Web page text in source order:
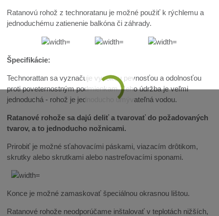
Ratanovú rohož z technoratanu je možné použiť k rýchlemu a
jednoduchému zatienenie balkóna či záhrady.
Špecifikácie:
Technorattan sa vyznačuje vysokou pevnosťou a odolnosťou
proti poveternostným podmienkam. Jeho údržba je veľmi
jednoduchá - rohož je jednoducho umývateľná vodou.
Ratanové rohože sa dajú deliť a tvarovať do požadovaných
tvarov, a to jednoducho nožnicami.
Prirobiť je možné sťahovacími páskami, viazacím drôtikom,
skrutky alebo skrutkami alebo nastreľovacími sponami.
Konce je možné zamaskovať špeciálnou okrasnou lištou.
Ratanové rohože neodporúčame inštalovať v teplotách nižších,